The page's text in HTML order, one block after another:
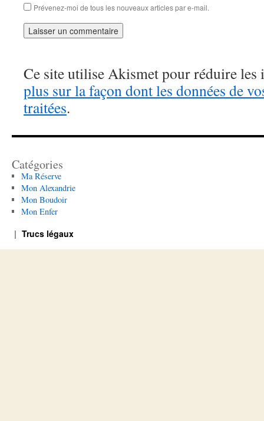
Prévenez-moi de tous les nouveaux articles par e-mail.
Ce site utilise Akismet pour réduire les
plus sur la façon dont les données de
traitées.
Catégories
Ma Réserve
Mon Alexandrie
Mon Boudoir
Mon Enfer
Trucs légaux